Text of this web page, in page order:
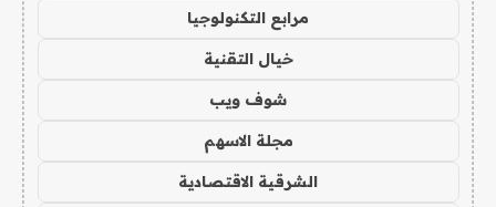
مرابع التكنولوجيا
خيال التقنية
شوف ويب
مجلة الاسهم
الشرقية الاقتصادية